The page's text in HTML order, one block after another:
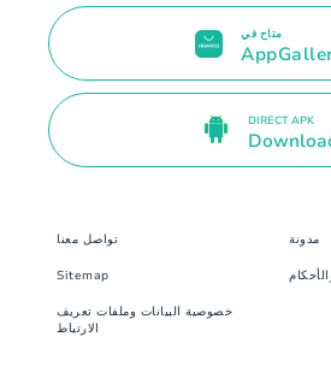
متاح في
DIRECT APK
تواصل معنا مدونة
Sitemap
خصوصية البيانات وملفات تعريف
الارتباط